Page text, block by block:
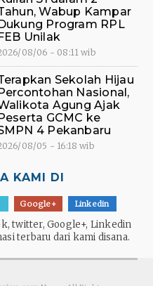
Wabup Kampar
Program RPL
Unilak
08/06 - 08:11 wib
Sekolah Hijau
Nasional,
Agung Ajak
GCMC ke
4 Pekanbaru
08/05 - 16:18 wib
KAMI DI
Google+ Linkedin
twitter, Google+, Linkedin
terbaru dari kami disana.